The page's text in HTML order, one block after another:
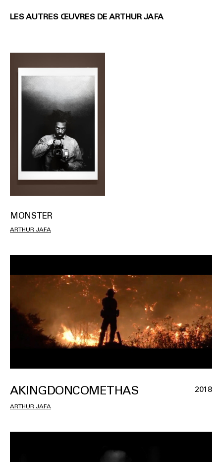
LES AUTRES ŒUVRES DE ARTHUR JAFA
MONSTER
ARTHUR JAFA
AKINGDONCOMETHAS 2018
ARTHUR JAFA